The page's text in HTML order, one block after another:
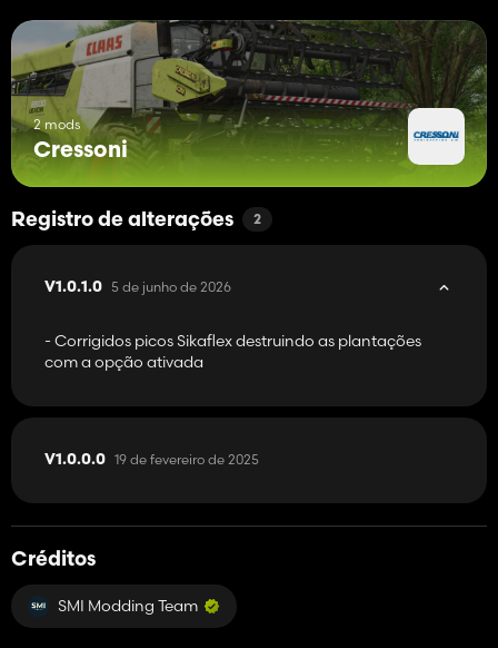
2 mods
Cressoni
Registro de alterações 2
V1.0.1.0 5 de junho de 2026
- Corrigidos picos Sikaflex destruindo as plantações
com a opção ativada
V1.0.0.0 19 de fevereiro de 2025
Créditos
SMI Modding Team